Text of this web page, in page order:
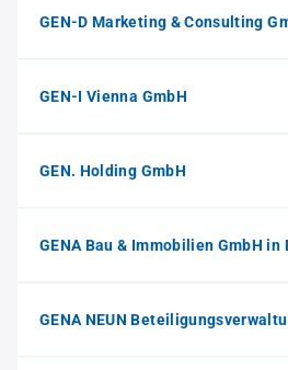
GEN-D Marketing & Consulting
GEN-I Vienna GmbH
GEN. Holding GmbH
GENA Bau & Immobilien GmbH in
GENA NEUN